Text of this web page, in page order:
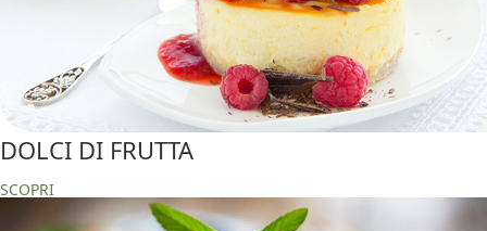
DOLCI DI FRUTTA
SCOPRI